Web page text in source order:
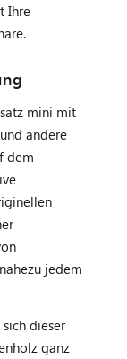
Ihre
mini mit
andere
dem
jedem
dieser
ganz